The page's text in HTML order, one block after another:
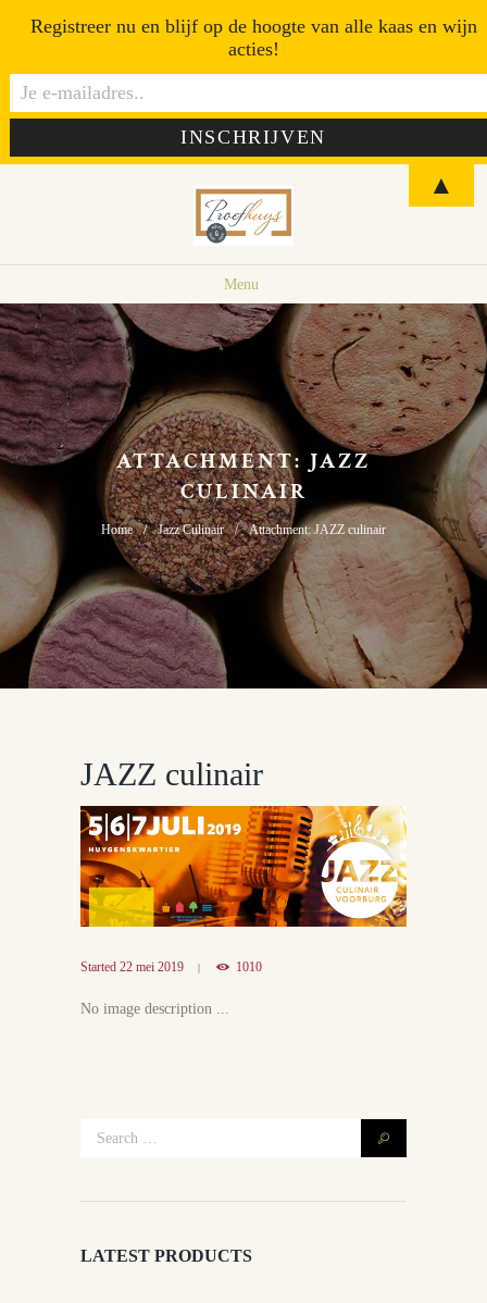
Menu
ATTACHMENT: JAZZ
CULINAIR
Home Jazz Culinair Attachment: JAZZ culinair
JAZZ culinair
Started 22 mei 2019 1010
No image description ...
LATEST PRODUCTS
Registreer nu en blijf op de hoogte van alle kaas en wijn
acties!
▲